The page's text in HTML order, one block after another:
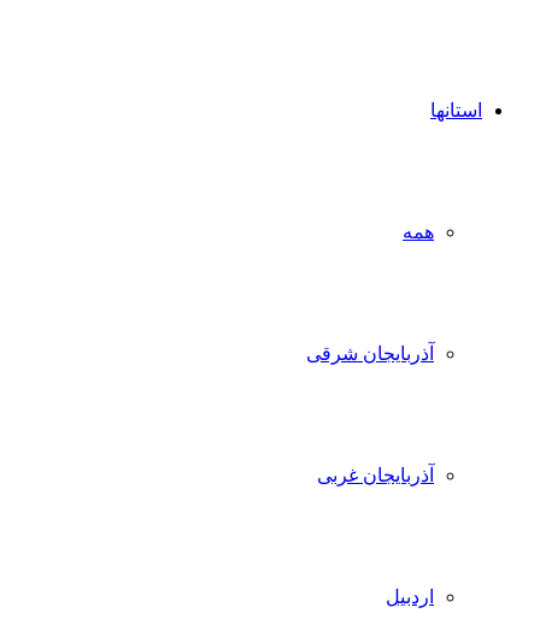
استانها
همه
آذربایجان شرقی
آذربایجان غربی
اردبیل